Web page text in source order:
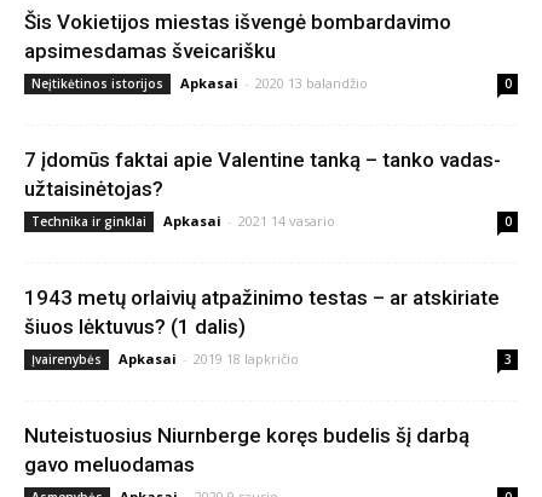
Šis Vokietijos miestas išvengė bombardavimo
apsimesdamas šveicarišku
Neįtikėtinos istorijos Apkasai - 2020 13 balandžio 0
7 įdomūs faktai apie Valentine tanką – tanko vadas-
užtaisinėtojas?
Technika ir ginklai Apkasai - 2021 14 vasario 0
1943 metų orlaivių atpažinimo testas – ar atskiriate
šiuos lėktuvus? (1 dalis)
Įvairenybės Apkasai - 2019 18 lapkričio 3
Nuteistuosius Niurnberge koręs budelis šį darbą
gavo meluodamas